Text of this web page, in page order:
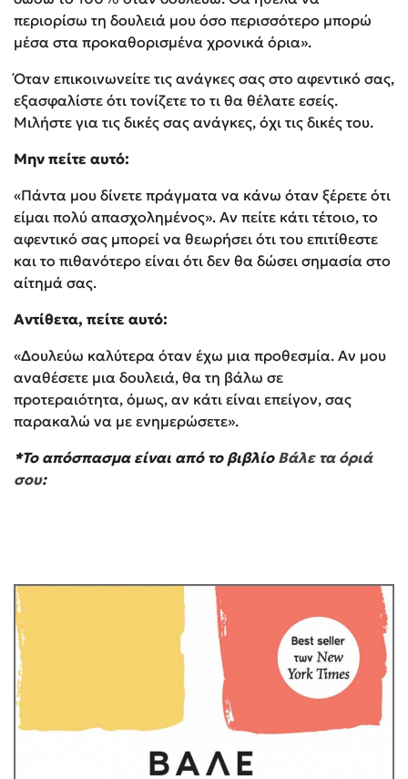
περιορίσω τη δουλειά μου όσο περισσότερο μπορώ
μέσα στα προκαθορισμένα χρονικά όρια».
Όταν επικοινωνείτε τις ανάγκες σας στο αφεντικό σας,
εξασφαλίστε ότι τονίζετε το τι θα θέλατε εσείς.
Μιλήστε για τις δικές σας ανάγκες, όχι τις δικές του.
Μην πείτε αυτό:
«Πάντα μου δίνετε πράγματα να κάνω όταν ξέρετε ότι
είμαι πολύ απασχολημένος». Αν πείτε κάτι τέτοιο, το
αφεντικό σας μπορεί να θεωρήσει ότι του επιτίθεστε
και το πιθανότερο είναι ότι δεν θα δώσει σημασία στο
αίτημά σας.
Αντίθετα, πείτε αυτό:
«Δουλεύω καλύτερα όταν έχω μια προθεσμία. Αν μου
αναθέσετε μια δουλειά, θα τη βάλω σε
προτεραιότητα, όμως, αν κάτι είναι επείγον, σας
παρακαλώ να με ενημερώσετε».
*Το απόσπασμα είναι από το βιβλίο Βάλε τα όριά
σου: